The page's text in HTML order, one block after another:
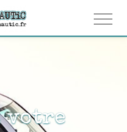
votre